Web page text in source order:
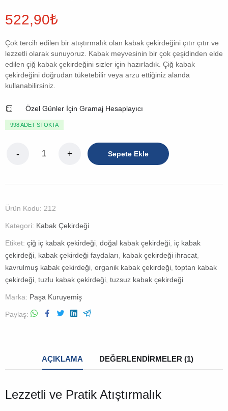
522,90₺
Çok tercih edilen bir atıştırmalık olan kabak çekirdeğini çıtır çıtır ve
lezzetli olarak sunuyoruz. Kabak meyvesinin bir çok çeşidinden elde
edilen çiğ kabak çekirdeğini sizler için hazırladık. Çiğ kabak
çekirdeğini doğrudan tüketebilir veya arzu ettiğiniz alanda
kullanabilirsiniz.
Özel Günler İçin Gramaj Hesaplayıcı
998 ADET STOKTA
Sepete Ekle
Ürün Kodu: 212
Kategori: Kabak Çekirdeği
Etiket: çiğ iç kabak çekirdeği doğal kabak çekirdeği iç kabak
çekirdeği kabak çekirdeği faydaları kabak çekirdeği ihracat
kavrulmuş kabak çekirdeği organik kabak çekirdeği toptan kabak
çekirdeği tuzlu kabak çekirdeği tuzsuz kabak çekirdeği
Marka: Paşa Kuruyemiş
Paylaş
AÇIKLAMA DEĞERLENDIRMELER (1)
Lezzetli ve Pratik Atıştırmalık